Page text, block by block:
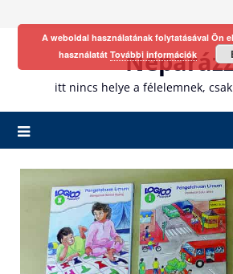
itt nincs helye a félelemnek,
A weboldal használatának folytatásával Ön
használatát További információk